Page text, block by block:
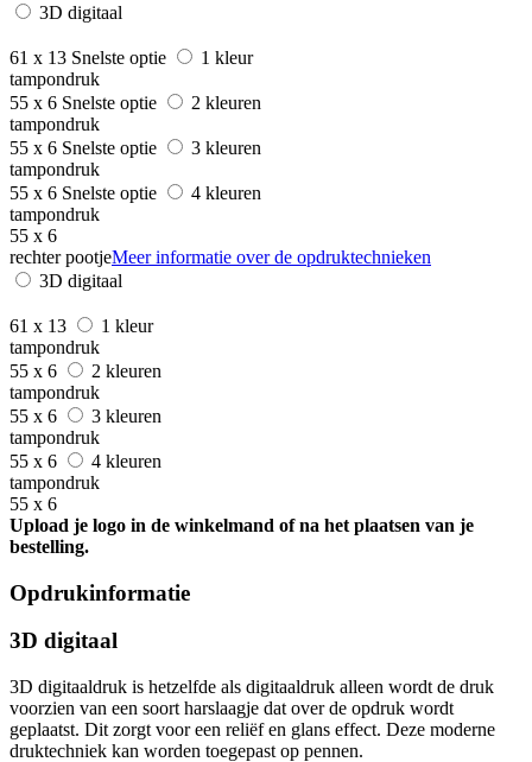
3D digitaal
61 x 13 Snelste optie
1 kleur
tampondruk
55 x 6 Snelste optie
2 kleuren
tampondruk
55 x 6 Snelste optie
3 kleuren
tampondruk
55 x 6 Snelste optie
4 kleuren
tampondruk
55 x 6
rechter pootjeMeer informatie over de opdruktechnieken
3D digitaal
61 x 13
1 kleur
tampondruk
55 x 6
2 kleuren
tampondruk
55 x 6
3 kleuren
tampondruk
55 x 6
4 kleuren
tampondruk
55 x 6
Upload je logo in de winkelmand of na het plaatsen van je
bestelling.
Opdrukinformatie
3D digitaal
3D digitaaldruk is hetzelfde als digitaaldruk alleen wordt de druk
voorzien van een soort harslaagje dat over de opdruk wordt
geplaatst. Dit zorgt voor een reliëf en glans effect. Deze moderne
druktechniek kan worden toegepast op pennen.